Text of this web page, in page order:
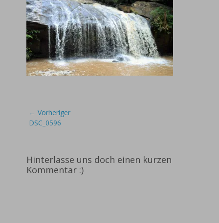
Beitragsnavigation
← Vorheriger
Vorheriger
DSC_0596
Hinterlasse uns doch einen kurzen
Kommentar :)